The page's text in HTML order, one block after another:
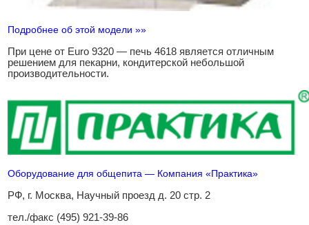
Подробнее об этой модели »»
При цене от Euro 9320 — печь 4618 является отличным
решением для пекарни, кондитерской небольшой
производительности.
Оборудование для общепита — Компания «Практика»
РФ, г. Москва, Научный проезд д. 20 стр. 2
тел./факс (495) 921-39-86